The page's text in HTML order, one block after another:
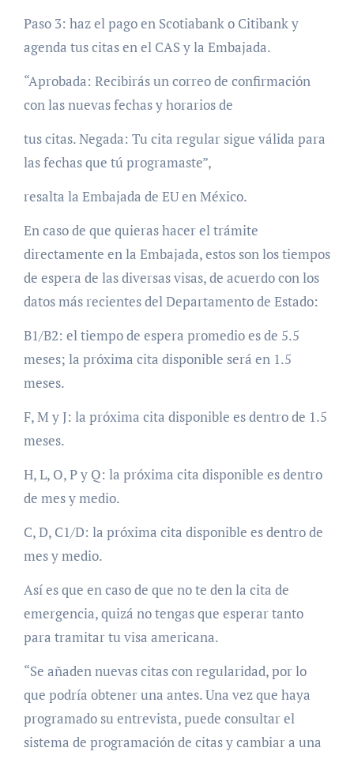
Paso 3: haz el pago en Scotiabank o Citibank y
agenda tus citas en el CAS y la Embajada.
“Aprobada: Recibirás un correo de confirmación
con las nuevas fechas y horarios de
tus citas. Negada: Tu cita regular sigue válida para
las fechas que tú programaste”,
resalta la Embajada de EU en México.
En caso de que quieras hacer el trámite
directamente en la Embajada, estos son los tiempos
de espera de las diversas visas, de acuerdo con los
datos más recientes del Departamento de Estado:
B1/B2: el tiempo de espera promedio es de 5.5
meses; la próxima cita disponible será en 1.5
meses.
F, M y J: la próxima cita disponible es dentro de 1.5
meses.
H, L, O, P y Q: la próxima cita disponible es dentro
de mes y medio.
C, D, C1/D: la próxima cita disponible es dentro de
mes y medio.
Así es que en caso de que no te den la cita de
emergencia, quizá no tengas que esperar tanto
para tramitar tu visa americana.
“Se añaden nuevas citas con regularidad, por lo
que podría obtener una antes. Una vez que haya
programado su entrevista, puede consultar el
sistema de programación de citas y cambiar a una